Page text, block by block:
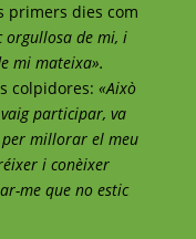
primers dies com
orgullosa de mi, i
mi mateixa».
colpidores: «Això
participar, va
millorar el meu
i conèixer
me que no estic